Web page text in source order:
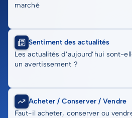
marché
Sentiment des actualités
Les actualités d’aujourd’hui sont-
un avertissement ?
Acheter / Conserver / Vendre
Faut-il acheter, conserver ou